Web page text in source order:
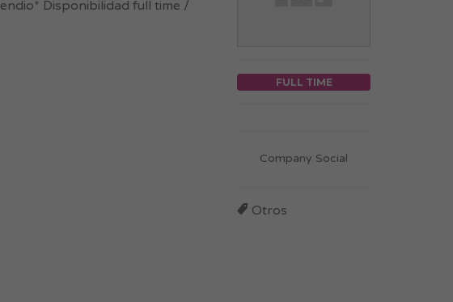
Disponibilidad full time /
FULL TIME
Company Social
Otros